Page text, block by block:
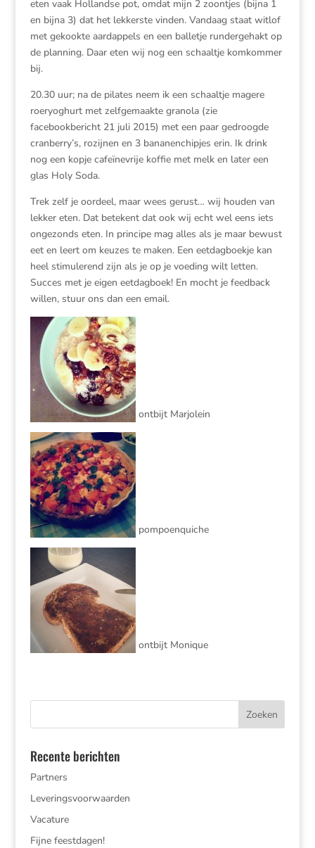
eten vaak Hollandse pot, omdat mijn 2 zoontjes (bijna 1
en bijna 3) dat het lekkerste vinden. Vandaag staat witlof
met gekookte aardappels en een balletje rundergehakt op
de planning. Daar eten wij nog een schaaltje komkommer
bij.
20.30 uur; na de pilates neem ik een schaaltje magere
roeryoghurt met zelfgemaakte granola (zie
facebookbericht 21 juli 2015) met een paar gedroogde
cranberry’s, rozijnen en 3 bananenchipjes erin. Ik drink
nog een kopje cafeïnevrije koffie met melk en later een
glas Holy Soda.
Trek zelf je oordeel, maar wees gerust… wij houden van
lekker eten. Dat betekent dat ook wij echt wel eens iets
ongezonds eten. In principe mag alles als je maar bewust
eet en leert om keuzes te maken. Een eetdagboekje kan
heel stimulerend zijn als je op je voeding wilt letten.
Succes met je eigen eetdagboek! En mocht je feedback
willen, stuur ons dan een email.
ontbijt Marjolein
pompoenquiche
ontbijt Monique
Recente berichten
Partners
Leveringsvoorwaarden
Vacature
Fijne feestdagen!